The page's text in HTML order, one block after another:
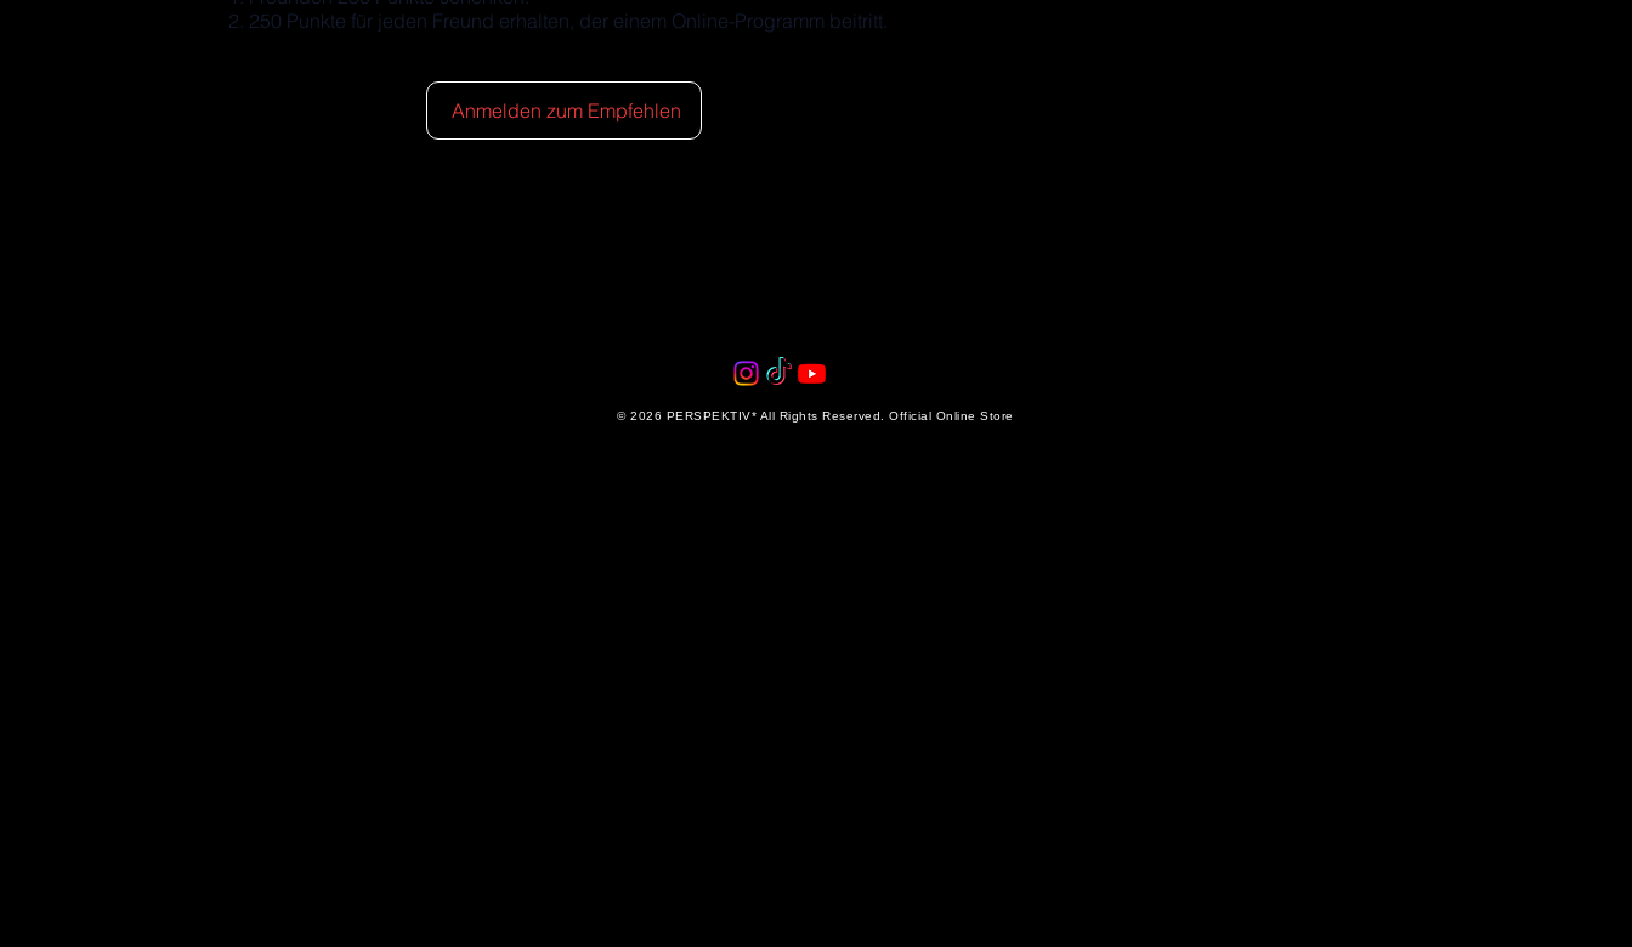
250 Punkte für jeden Freund erhalten, der einem Online-Programm beitritt.
Anmelden zum Empfehlen
© 2026 PERSPEKTIV* All Rights Reserved. Official Online Store